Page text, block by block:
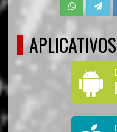
APLICATIVOS